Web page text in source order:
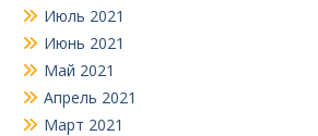
Июль 2021
Июнь 2021
Май 2021
Апрель 2021
Март 2021